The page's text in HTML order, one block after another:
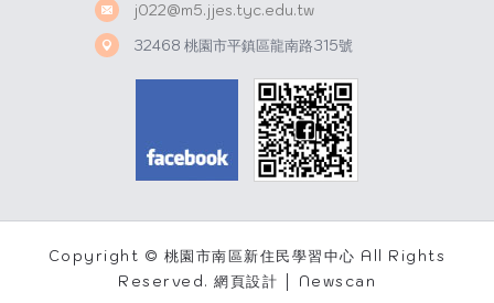
j022@m5.jjes.tyc.edu.tw
32468 桃園市平鎮區龍南路315號
Copyright © 桃園市南區新住民學習中心 All Rights
Reserved. 網頁設計 │ Newscan